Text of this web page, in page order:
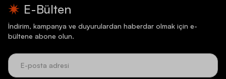
E-Bülten
İndirim, kampanya ve duyurulardan haberdar olmak için e-
bültene abone olun.